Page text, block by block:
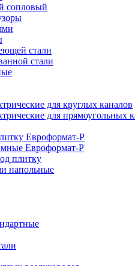
сопловый
стали
стали
для круглых каналов
для прямоугольных
Евроформат-Р
Евроформат-Р
плитку
напольные